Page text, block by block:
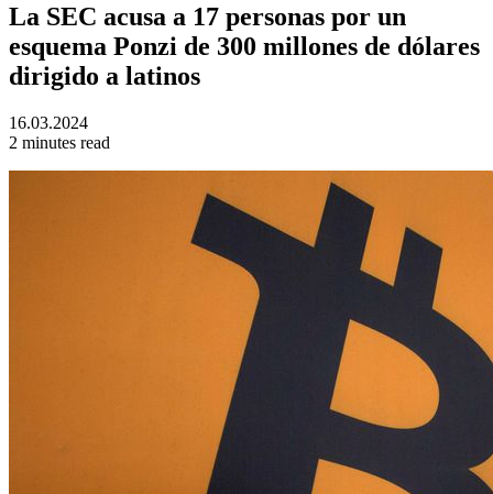
La SEC acusa a 17 personas por un
esquema Ponzi de 300 millones de dólares
dirigido a latinos
16.03.2024
2 minutes read